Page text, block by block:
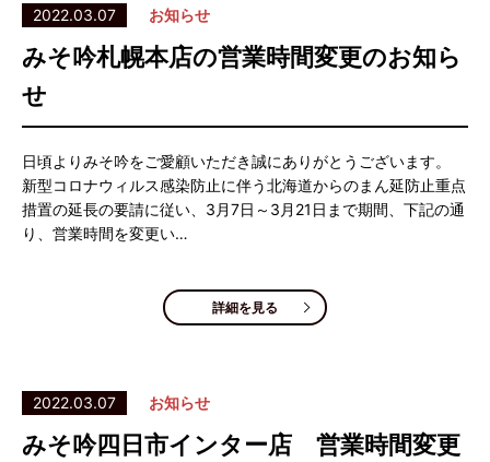
2022.03.07 お知らせ
みそ吟札幌本店の営業時間変更のお知ら
せ
日頃よりみそ吟をご愛顧いただき誠にありがとうございます。
新型コロナウィルス感染防止に伴う北海道からのまん延防止重点
措置の延長の要請に従い、3月7日～3月21日まで期間、下記の通
り、営業時間を変更い…
詳細を見る
2022.03.07 お知らせ
みそ吟四日市インター店 営業時間変更